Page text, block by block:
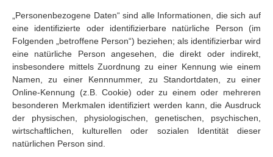
„Personenbezogene Daten“ sind alle Informationen, die sich auf
eine identifizierte oder identifizierbare natürliche Person (im
Folgenden „betroffene Person“) beziehen; als identifizierbar wird
eine natürliche Person angesehen, die direkt oder indirekt,
insbesondere mittels Zuordnung zu einer Kennung wie einem
Namen, zu einer Kennnummer, zu Standortdaten, zu einer
Online-Kennung (z.B. Cookie) oder zu einem oder mehreren
besonderen Merkmalen identifiziert werden kann, die Ausdruck
der physischen, physiologischen, genetischen, psychischen,
wirtschaftlichen, kulturellen oder sozialen Identität dieser
natürlichen Person sind.